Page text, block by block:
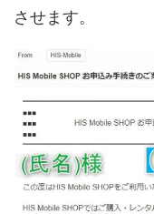
させます。